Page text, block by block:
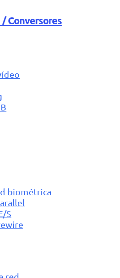
Conversores
biométrica
S